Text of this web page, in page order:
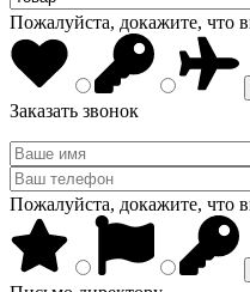
Пожалуйста, докажите, что
Заказать звонок
Пожалуйста, докажите, что